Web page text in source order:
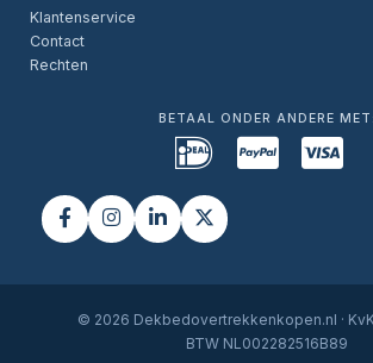
Klantenservice
Contact
Rechten
BETAAL ONDER ANDERE MET:
© 2026 Dekbedovertrekkenkopen.nl ·
BTW NL002282516B89